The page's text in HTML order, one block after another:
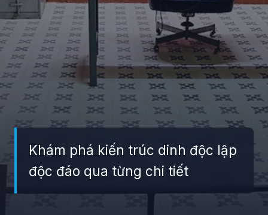
Khám phá kiến trúc dinh độc lập
độc đáo qua từng chi tiết